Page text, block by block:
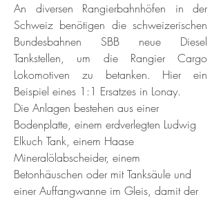
An diversen Rangierbahnhöfen in der
Schweiz benötigen die schweizerischen
Bundesbahnen SBB neue Diesel
Tankstellen, um die Rangier Cargo
Lokomotiven zu betanken. Hier ein
Beispiel eines 1:1 Ersatzes in Lonay.
Die Anlagen bestehen aus einer
Bodenplatte, einem erdverlegten Ludwig
Elkuch Tank, einem Haase
Mineralölabscheider, einem
Betonhäuschen oder mit Tanksäule und
einer Auffangwanne im Gleis, damit der